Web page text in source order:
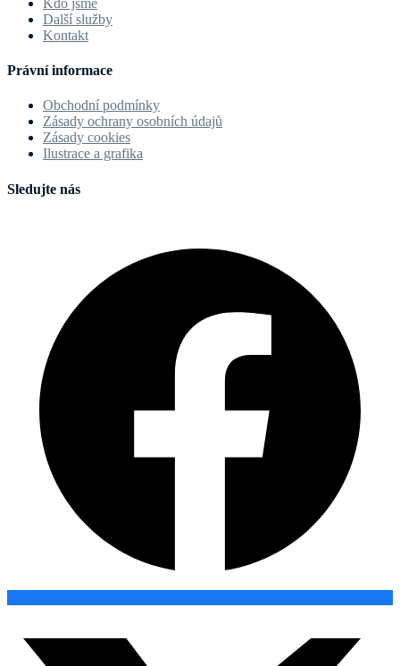
Další služby
Kontakt
Právní informace
Obchodní podmínky
Zásady ochrany osobních údajů
Zásady cookies
Ilustrace a grafika
Sledujte nás